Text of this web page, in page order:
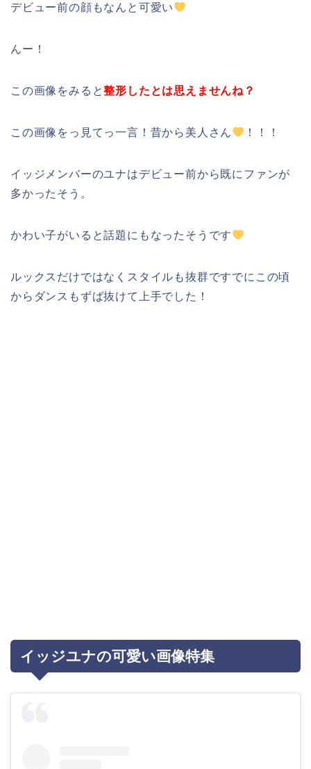
デビュー前の顔もなんと可愛い
んー！
この画像をみると整形したとは思えませんね？
この画像をっ見てっ一言！昔から美人さん ！！！
イッジメンバーのユナはデビュー前から既にファンが
多かったそう。
かわい子がいると話題にもなったそうです
ルックスだけではなくスタイルも抜群ですでにこの頃
からダンスもずば抜けて上手でした！
イッジユナの可愛い画像特集